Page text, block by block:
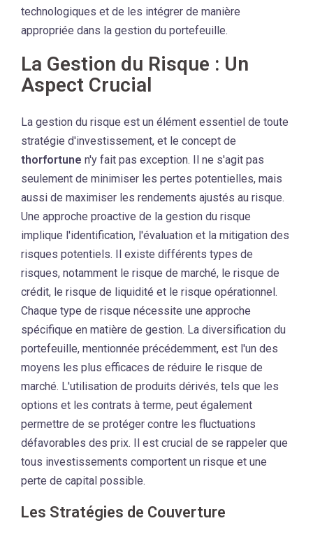
technologiques et de les intégrer de manière
appropriée dans la gestion du portefeuille.
La Gestion du Risque : Un
Aspect Crucial
La gestion du risque est un élément essentiel de toute
stratégie d'investissement, et le concept de
thorfortune n'y fait pas exception. Il ne s'agit pas
seulement de minimiser les pertes potentielles, mais
aussi de maximiser les rendements ajustés au risque.
Une approche proactive de la gestion du risque
implique l'identification, l'évaluation et la mitigation des
risques potentiels. Il existe différents types de
risques, notamment le risque de marché, le risque de
crédit, le risque de liquidité et le risque opérationnel.
Chaque type de risque nécessite une approche
spécifique en matière de gestion. La diversification du
portefeuille, mentionnée précédemment, est l'un des
moyens les plus efficaces de réduire le risque de
marché. L'utilisation de produits dérivés, tels que les
options et les contrats à terme, peut également
permettre de se protéger contre les fluctuations
défavorables des prix. Il est crucial de se rappeler que
tous investissements comportent un risque et une
perte de capital possible.
Les Stratégies de Couverture